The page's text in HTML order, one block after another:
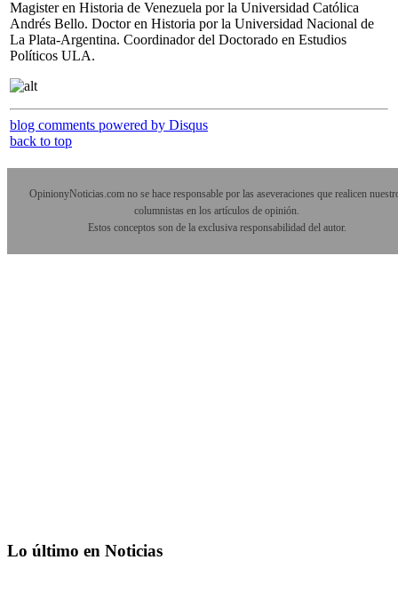
Magister en Historia de Venezuela por la Universidad Católica
Andrés Bello. Doctor en Historia por la Universidad Nacional de
La Plata-Argentina. Coordinador del Doctorado en Estudios
Políticos ULA.
blog comments powered by Disqus
back to top
OpinionyNoticias.com no se hace responsable por las aseveraciones que realicen
columnistas en los artículos de opinión.
Estos conceptos son de la exclusiva responsabilidad del autor.
Lo último en Noticias